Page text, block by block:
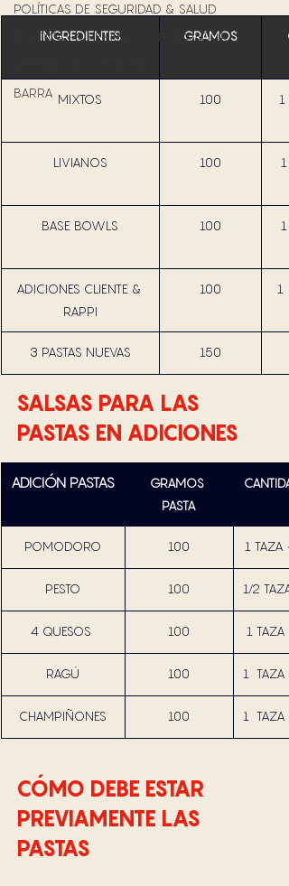
POLÍTICAS DE SEGURIDAD & SALUD
POLÍTICAS & BENEFICIO TRABAJADOR
BARRA
INGREDIENTES GRAMOS
MIXTOS 100 1
LIVIANOS 100
BASE BOWLS 100
ADICIONES CLIENTE &
RAPPI
100 1
3 PASTAS NUEVAS 150
SALSAS PARA LAS
PASTAS EN ADICIONES
ADICIÓN PASTAS
GRAMOS
PASTA
POMODORO 100 1 TAZA
PESTO 100 1/2
4 QUESOS 100 1 TAZA
RAGÚ 100 1
CHAMPIÑONES 100 1
CÓMO DEBE ESTAR
PREVIAMENTE LAS
PASTAS